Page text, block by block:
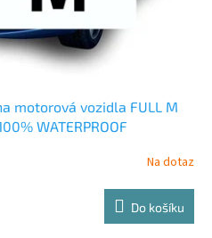
motorová vozidla FULL M
WATERPROOF
Na dotaz
Do košíku